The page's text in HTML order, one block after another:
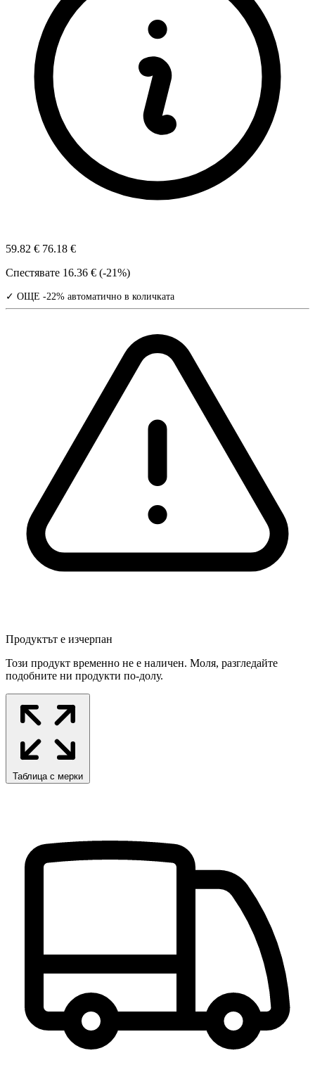
59.82 € 76.18 €
Спестявате 16.36 € (-21%)
✓ ОЩЕ -22% автоматично в количката
Продуктът е изчерпан
Този продукт временно не е наличен. Моля, разгледайте
подобните ни продукти по-долу.
Таблица с мерки